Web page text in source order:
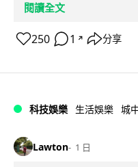
閱讀全文
250 1 ↗ 分享
科技娛樂 生活娛樂 城
Lawton 1 日